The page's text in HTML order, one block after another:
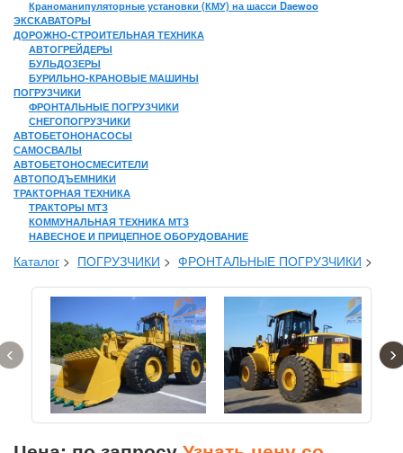
Краноманипуляторные установки (КМУ) на шасси Daewoo
ЭКСКАВАТОРЫ
ДОРОЖНО-СТРОИТЕЛЬНАЯ ТЕХНИКА
АВТОГРЕЙДЕРЫ
БУЛЬДОЗЕРЫ
БУРИЛЬНО-КРАНОВЫЕ МАШИНЫ
ПОГРУЗЧИКИ
ФРОНТАЛЬНЫЕ ПОГРУЗЧИКИ
СНЕГОПОГРУЗЧИКИ
АВТОБЕТОНОНАСОСЫ
САМОСВАЛЫ
АВТОБЕТОНОСМЕСИТЕЛИ
АВТОПОДЪЕМНИКИ
ТРАКТОРНАЯ ТЕХНИКА
ТРАКТОРЫ МТЗ
КОММУНАЛЬНАЯ ТЕХНИКА МТЗ
НАВЕСНОЕ И ПРИЦЕПНОЕ ОБОРУДОВАНИЕ
Каталог > ПОГРУЗЧИКИ > ФРОНТАЛЬНЫЕ ПОГРУЗЧИКИ >
‹ ›